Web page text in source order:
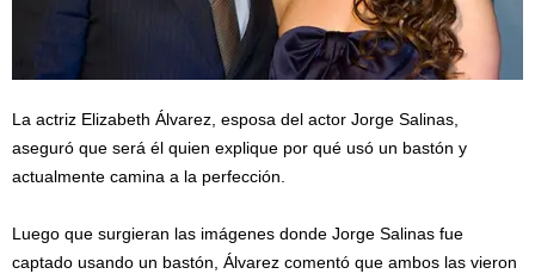
La actriz Elizabeth Álvarez, esposa del actor Jorge Salinas,
aseguró que será él quien explique por qué usó un bastón y
actualmente camina a la perfección.
Luego que surgieran las imágenes donde Jorge Salinas fue
captado usando un bastón, Álvarez comentó que ambos las vieron